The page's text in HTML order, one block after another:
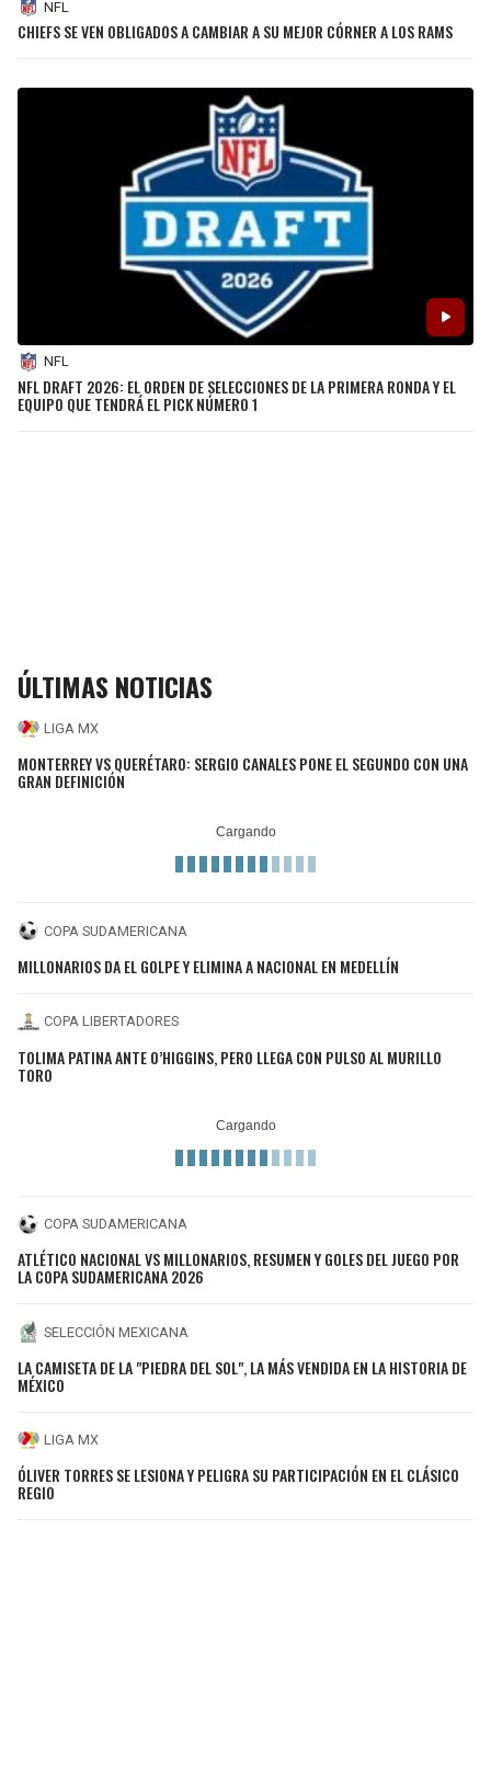
NFL
CHIEFS SE VEN OBLIGADOS A CAMBIAR A SU MEJOR CÓRNER A LOS RAMS
NFL
NFL DRAFT 2026: EL ORDEN DE SELECCIONES DE LA PRIMERA RONDA Y EL
EQUIPO QUE TENDRÁ EL PICK NÚMERO 1
ÚLTIMAS NOTICIAS
LIGA MX
MONTERREY VS QUERÉTARO: SERGIO CANALES PONE EL SEGUNDO CON UNA
GRAN DEFINICIÓN
COPA SUDAMERICANA
MILLONARIOS DA EL GOLPE Y ELIMINA A NACIONAL EN MEDELLÍN
COPA LIBERTADORES
TOLIMA PATINA ANTE O’HIGGINS, PERO LLEGA CON PULSO AL MURILLO
TORO
COPA SUDAMERICANA
ATLÉTICO NACIONAL VS MILLONARIOS, RESUMEN Y GOLES DEL JUEGO POR
LA COPA SUDAMERICANA 2026
SELECCIÓN MEXICANA
LA CAMISETA DE LA "PIEDRA DEL SOL", LA MÁS VENDIDA EN LA HISTORIA DE
MÉXICO
LIGA MX
ÓLIVER TORRES SE LESIONA Y PELIGRA SU PARTICIPACIÓN EN EL CLÁSICO
REGIO